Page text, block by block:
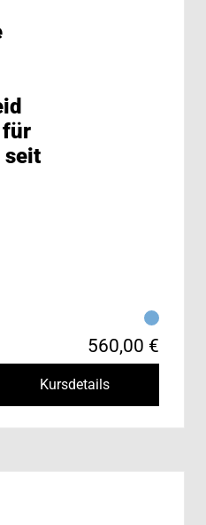
seit
560,00 €
Kursdetails